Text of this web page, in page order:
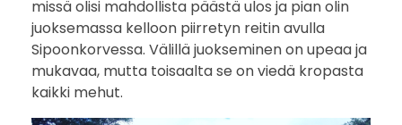
C
l
a
missä olisi mahdollista päästä ulos ja pian olin
juoksemassa kelloon piirretyn reitin avulla
Sipoonkorvessa. Välillä juokseminen on upeaa ja
mukavaa, mutta toisaalta se on viedä kropasta
kaikki mehut.